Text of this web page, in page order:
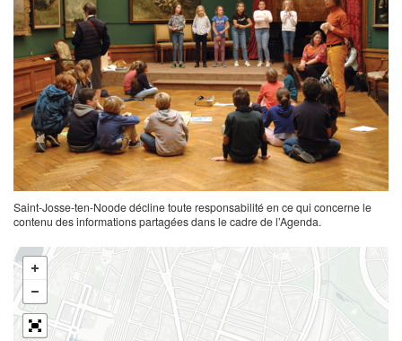
Saint-Josse-ten-Noode décline toute responsabilité en ce qui concerne le
contenu des informations partagées dans le cadre de l’Agenda.